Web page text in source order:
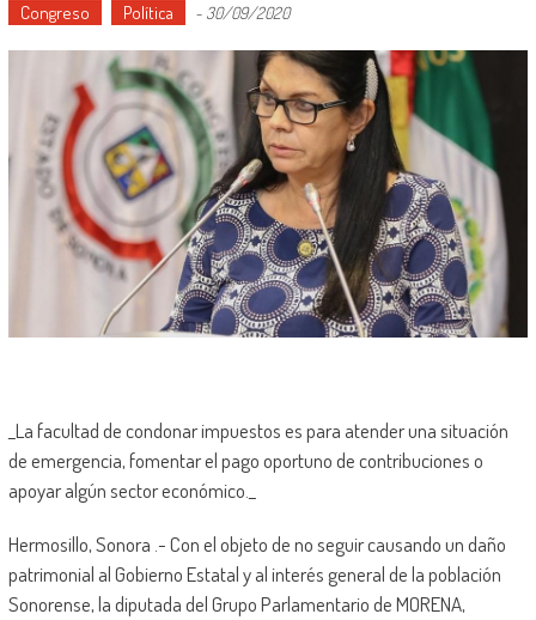
Congreso Política - 30/09/2020
_La facultad de condonar impuestos es para atender una situación
de emergencia, fomentar el pago oportuno de contribuciones o
apoyar algún sector económico._
Hermosillo, Sonora .- Con el objeto de no seguir causando un daño
patrimonial al Gobierno Estatal y al interés general de la población
Sonorense, la diputada del Grupo Parlamentario de MORENA,